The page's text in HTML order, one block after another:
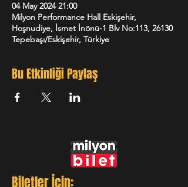
04 May 2024 21:00
Milyon Performance Hall Eskişehir,
Hoşnudiye, İsmet İnönü-1 Blv No:113, 26130
Tepebaşı/Eskişehir, Türkiye
Bu Etkinliği Paylaş
Biletler İçin: